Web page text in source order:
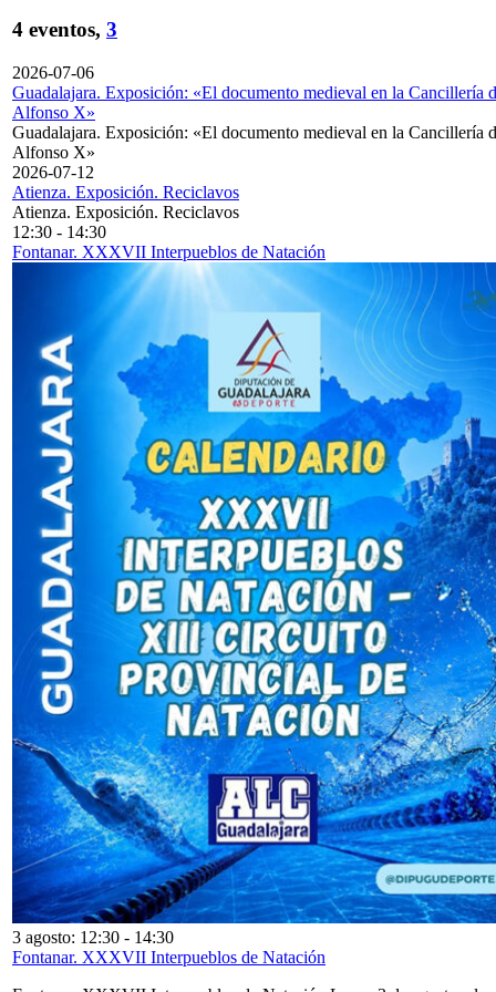
4 eventos, 3
2026-07-06
Guadalajara. Exposición: «El documento medieval en la Cancillería
Alfonso X»
Guadalajara. Exposición: «El documento medieval en la Cancillería
Alfonso X»
2026-07-12
Atienza. Exposición. Reciclavos
Atienza. Exposición. Reciclavos
12:30 - 14:30
Fontanar. XXXVII Interpueblos de Natación
3 agosto: 12:30 - 14:30
Fontanar. XXXVII Interpueblos de Natación